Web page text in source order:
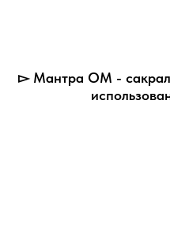
▻ Мантра ОМ -